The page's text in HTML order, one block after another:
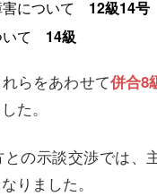
について 12級14号
いて 14級
らをあわせて併合8
た。
の示談交渉では、
りました。